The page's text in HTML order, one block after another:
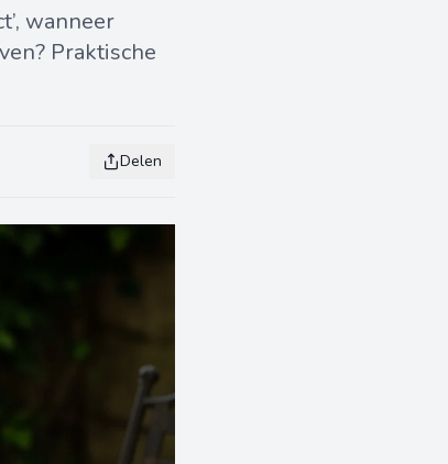
wanneer
Praktische
Delen